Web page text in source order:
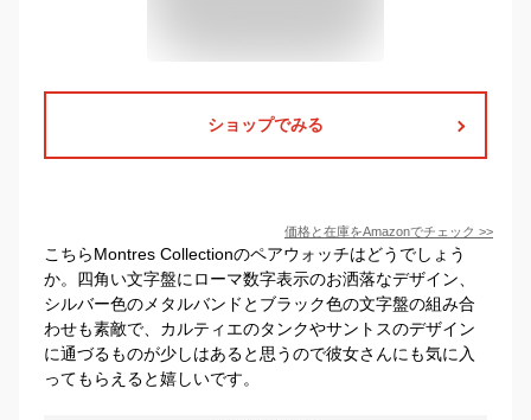
ショップでみる
価格と在庫をAmazonでチェック >>
こちらMontres Collectionのペアウォッチはどうでしょう
か。四角い文字盤にローマ数字表示のお洒落なデザイン、
シルバー色のメタルバンドとブラック色の文字盤の組み合
わせも素敵で、カルティエのタンクやサントスのデザイン
に通づるものが少しはあると思うので彼女さんにも気に入
ってもらえると嬉しいです。